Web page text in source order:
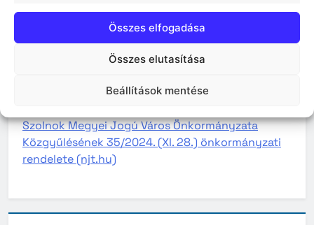
Összes elfogadása
Összes elutasítása
Beállítások mentése
Szolnok Megyei Jogú Város Polgármesteri
Hivatalának Szervezeti és Működési
Szabályzatáról szóló utasításra.
Szervezeti és Működési Szabályzata
Szolnok Megyei Jogú Város Önkormányzata
Közgyűlésének 35/2024. (XI. 28.) önkormányzati
rendelete (njt.hu)